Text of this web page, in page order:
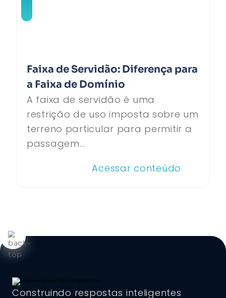
Faixa de Servidão: Diferença para
a Faixa de Domínio
A faixa de servidão é uma
restrição de uso imposta sobre um
terreno particular para permitir a
passagem...
Acessar conteúdo
Construindo respostas inteligentes